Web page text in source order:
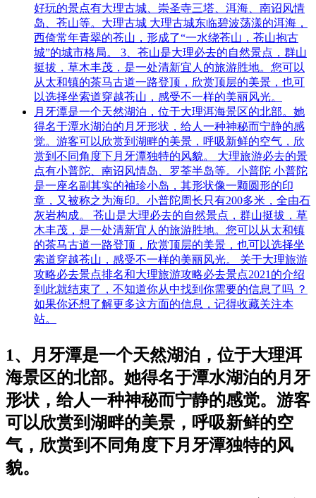
好玩的景点有大理古城、崇圣寺三塔、洱海、南诏风情
岛、苍山等。大理古城 大理古城东临碧波荡漾的洱海，
西倚常年青翠的苍山，形成了“一水绕苍山，苍山抱古
城”的城市格局。 3、苍山是大理必去的自然景点，群山
挺拔，草木丰茂，是一处清新宜人的旅游胜地。您可以
从太和镇的茶马古道一路登顶，欣赏顶层的美景，也可
以选择坐索道穿越苍山，感受不一样的美丽风光。
月牙潭是一个天然湖泊，位于大理洱海景区的北部。她
得名于潭水湖泊的月牙形状，给人一种神秘而宁静的感
觉。游客可以欣赏到湖畔的美景，呼吸新鲜的空气，欣
赏到不同角度下月牙潭独特的风貌。 大理旅游必去的景
点有小普陀、南诏风情岛、罗荃半岛等。小普陀 小普陀
是一座名副其实的袖珍小岛，其形状像一颗圆形的印
章，又被称之为海印。小普陀周长只有200多米，全由石
灰岩构成。 苍山是大理必去的自然景点，群山挺拔，草
木丰茂，是一处清新宜人的旅游胜地。您可以从太和镇
的茶马古道一路登顶，欣赏顶层的美景，也可以选择坐
索道穿越苍山，感受不一样的美丽风光。 关于大理旅游
攻略必去景点排名和大理旅游攻略必去景点2021的介绍
到此就结束了，不知道你从中找到你需要的信息了吗 ？
如果你还想了解更多这方面的信息，记得收藏关注本
站。
1、月牙潭是一个天然湖泊，位于大理洱
海景区的北部。她得名于潭水湖泊的月牙
形状，给人一种神秘而宁静的感觉。游客
可以欣赏到湖畔的美景，呼吸新鲜的空
气，欣赏到不同角度下月牙潭独特的风
貌。